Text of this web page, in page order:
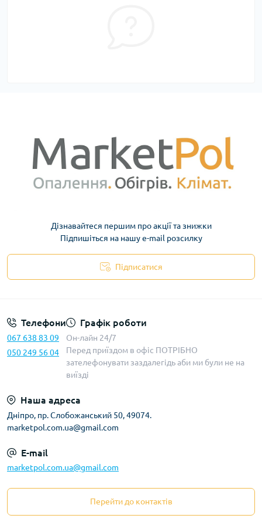
Дізнавайтеся першим про акції та знижки
Підпишіться на нашу e-mail розсилку
Підписатися
Телефони
067 638 83 09
050 249 56 04
Графік роботи
Он-лайн 24/7
Перед приїздом в офіс ПОТРІБНО
зателефонувати заздалегідь аби ми були не на
виїзді
Наша адреса
Дніпро, пр. Слобожанський 50, 49074.
marketpol.com.ua@gmail.com
E-mail
marketpol.com.ua@gmail.com
Перейти до контактів